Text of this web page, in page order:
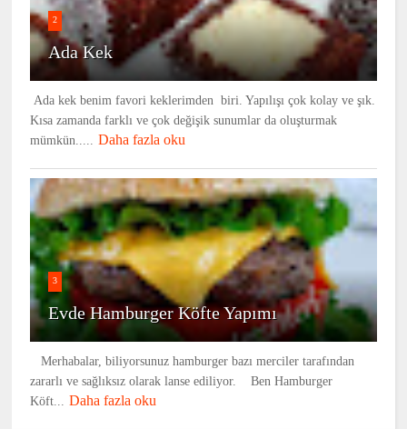
2
Ada Kek
Ada kek benim favori keklerimden biri. Yapılışı çok kolay ve şık.
Kısa zamanda farklı ve çok değişik sunumlar da oluşturmak
mümkün..... Daha fazla oku
3
Evde Hamburger Köfte Yapımı
Merhabalar, biliyorsunuz hamburger bazı merciler tarafından
zararlı ve sağlıksız olarak lanse ediliyor. Ben Hamburger
Köft... Daha fazla oku